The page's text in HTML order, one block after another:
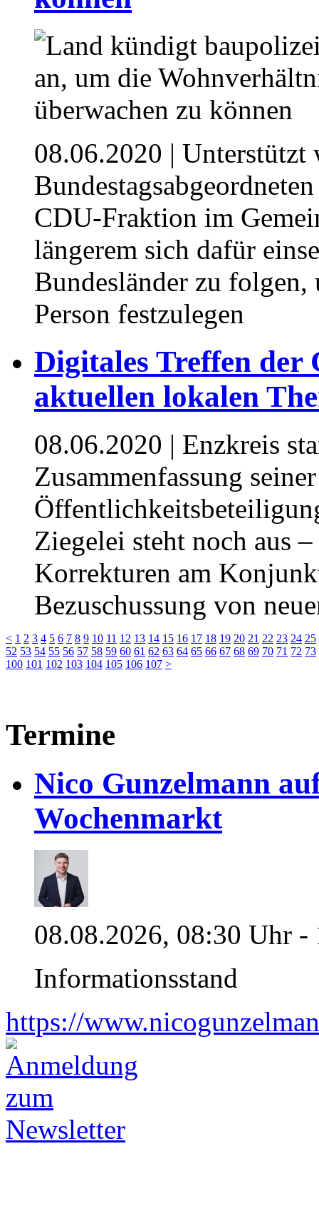
08.06.2020 | Unterstützt
CDU-Fraktion im
längerem sich dafür
Bundesländer zu
Person festzulegen
Digitales Treffen der
aktuellen lokalen
08.06.2020 | Enzkreis
Zusammenfassung
Ziegelei steht noch aus
Korrekturen am
Bezuschussung von
< 1 2 3 4 5 6 7 8 9 10 11 12 13 14 15 16 17 18 19 20 21 22 23 24 25
52 53 54 55 56 57 58 59 60 61 62 63 64 65 66 67 68 69 70 71 72 73
100 101 102 103 104 105 106 107 >
Termine
Nico Gunzelmann
Wochenmarkt
08.08.2026, 08:30 Uhr -
Informationsstand
https://